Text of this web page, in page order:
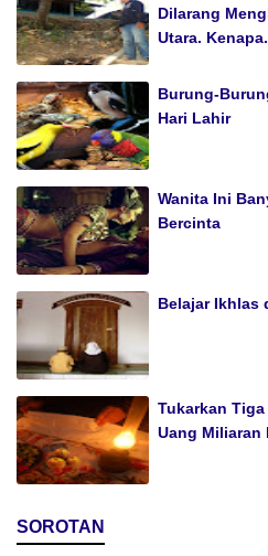
Dilarang
Utara.
Burung-
Hari Lahir
Wanita Ini
Bercinta
Belajar Ikhlas
Tukarkan
Uang Miliaran
SOROTAN